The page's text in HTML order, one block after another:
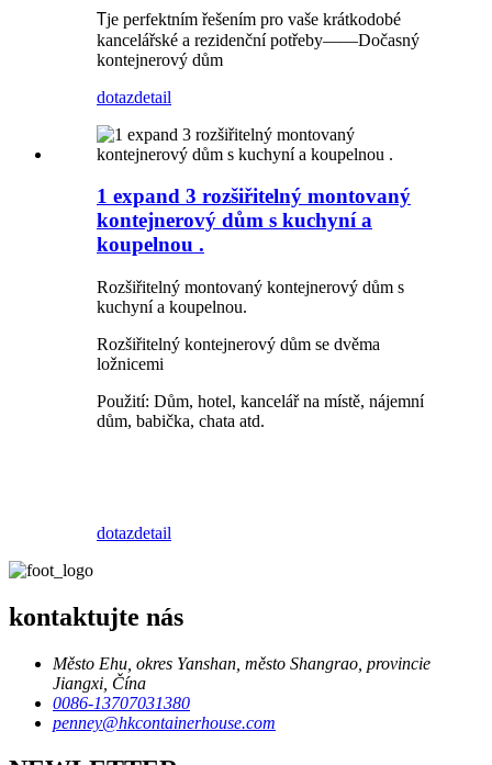
Tje perfektním řešením pro vaše krátkodobé
kancelářské a rezidenční potřeby——Dočasný
kontejnerový dům
dotazdetail
1 expand 3 rozšiřitelný montovaný
kontejnerový dům s kuchyní a
koupelnou .
Rozšiřitelný montovaný kontejnerový dům s
kuchyní a koupelnou.
Rozšiřitelný kontejnerový dům se dvěma
ložnicemi
Použití: Dům, hotel, kancelář na místě, nájemní
dům, babička, chata atd.
dotazdetail
kontaktujte nás
Město Ehu, okres Yanshan, město Shangrao, provincie
Jiangxi, Čína
0086-13707031380
penney@hkcontainerhouse.com